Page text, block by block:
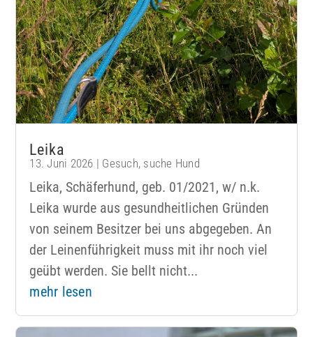
Leika
13. Juni 2026 | Gesuch, suche Hund
Leika, Schäferhund, geb. 01/2021, w/ n.k.
Leika wurde aus gesundheitlichen Gründen
von seinem Besitzer bei uns abgegeben. An
der Leinenführigkeit muss mit ihr noch viel
geübt werden. Sie bellt nicht...
mehr lesen